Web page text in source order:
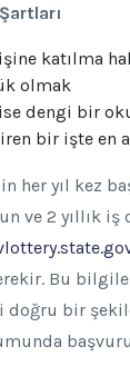
katılma
olmak
dengi bir
bir işte en
her yıl kez
ve 2 yıllık
Bu
bir